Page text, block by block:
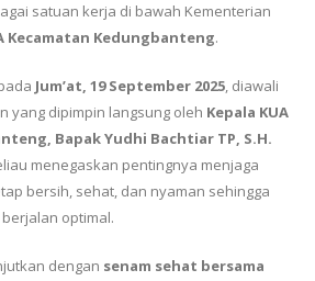
satuan kerja di bawah Kementerian
Kecamatan Kedungbanteng.
Jum’at, 19 September 2025, diawali
yang dipimpin langsung oleh Kepala KUA
Bapak Yudhi Bachtiar TP, S.H.
menegaskan pentingnya menjaga
bersih, sehat, dan nyaman sehingga
optimal.
dengan senam sehat bersama